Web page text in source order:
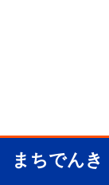
まちでん